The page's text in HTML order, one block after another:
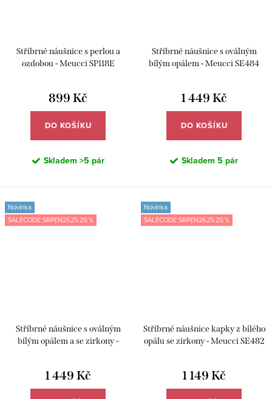
Stříbrné náušnice s perlou a
ozdobou - Meucci SP118E
899 Kč
DO KOŠÍKU
Skladem >5 pár
Stříbrné náušnice s oválným
bílým opálem - Meucci SE484
1 449 Kč
DO KOŠÍKU
Skladem 5 pár
Novinka
SALECODE:SRPEN2625:25:%
Stříbrné náušnice s oválným
bílým opálem a se zirkony -
1 449 Kč
Novinka
SALECODE:SRPEN2625:25:%
Stříbrné náušnice kapky z bílého
opálu se zirkony - Meucci SE482
1 149 Kč